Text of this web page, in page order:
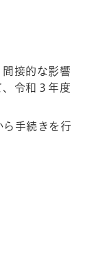
接的な影響
令和３年度
ら手続きを行